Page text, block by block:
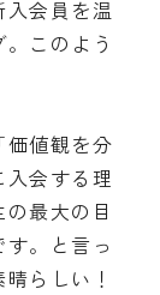
会員を温
このよう
値観を分
会する理
最大の目
。と言っ
らしい！